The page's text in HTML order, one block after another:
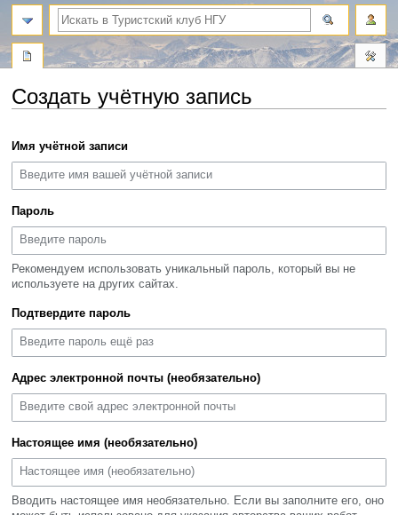
Создать учётную запись
к
навигации
к
поиску
Имя учётной записи
Пароль
Рекомендуем использовать уникальный пароль, который вы не
используете на других сайтах.
Подтвердите пароль
Адрес электронной почты (необязательно)
Настоящее имя (необязательно)
Вводить настоящее имя необязательно. Если вы заполните его, оно
поиск